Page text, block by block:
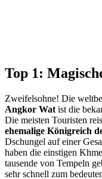
Top 1:
Zweifelsohne! Die
Angkor Wat ist die
Die meisten Touristen
ehemalige Königreich
Dschungel auf einer
haben die einstigen
tausende von Tempeln
sehr schnell zum